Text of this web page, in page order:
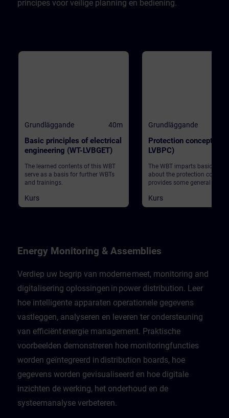
principes voor veilige planning en bediening.
Grundläggande 40m
Basic principles of electrical
engineering (WT-LVBGET)
The learned contents of this WBT
serve as a basis for further WBTs
and trainings.
Kurs
Grundläggande
Protection concept
LVBPC)
The WBT imparts basic
about the protection
provides some general
Kurs
Energy Monitoring & Assemblies
Verdiep uw begrip van moderne meet, monitoring and
digitalisering oplossingen in power distribution. Leer
hoe intelligente apparaten operationele gegevens
vastleggen, analyseren en leveren ter ondersteuning
van efficiënt energie management. Praktische
voorbeelden demonstreren hoe monitoringfuncties
worden geïntegreerd in distribution boards, hoe
gegevens worden gevisualiseerd en hoe digitale
inzichten de werking, het onderhoud en de
systeemanalyse verbeteren.